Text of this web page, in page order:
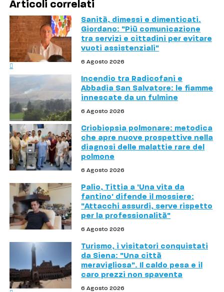
Articoli correlati
Sanità, dimessi e dimenticati.
Giordano: "Più comunicazione
tra servizi e cittadini per evitare
vuoti assistenziali"
6 Agosto 2026
Incendio tra Radicofani e
Abbadia San Salvatore: le fiamme
innescate da un fulmine
6 Agosto 2026
Criobiopsia polmonare: metodica
che apre nuove prospettive nella
diagnosi delle malattie rare del
polmone
6 Agosto 2026
Palio, Tittia a 'Una vita da
fantino' difende il mossiere:
"Attacchi assurdi, serve rispetto
per la professionalità"
6 Agosto 2026
Turismo, i visitatori conquistati
da Siena: "Una città
meravigliosa". Il caldo pesa e il
caro prezzi non spaventa
6 Agosto 2026